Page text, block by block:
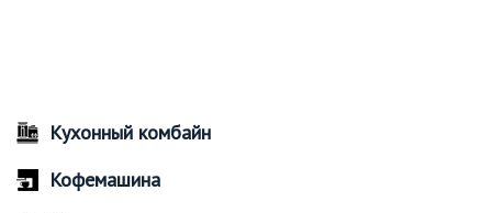
Кухонный комбайн
Кофемашина